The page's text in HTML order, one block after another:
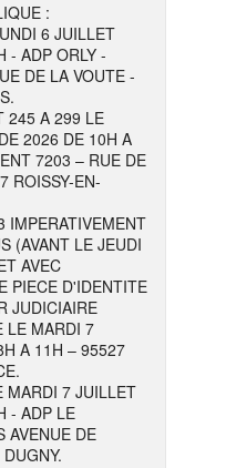
:
6 JUILLET
- ADP ORLY -
DE LA VOUTE -
245 A 299 LE
2026 DE 10H A
7203 – RUE DE
ROISSY-EN-
IMPERATIVEMENT
(AVANT LE JEUDI
AVEC
PIECE D'IDENTITE
JUDICIAIRE
LE MARDI 7
A 11H – 95527
MARDI 7 JUILLET
- ADP LE
AVENUE DE